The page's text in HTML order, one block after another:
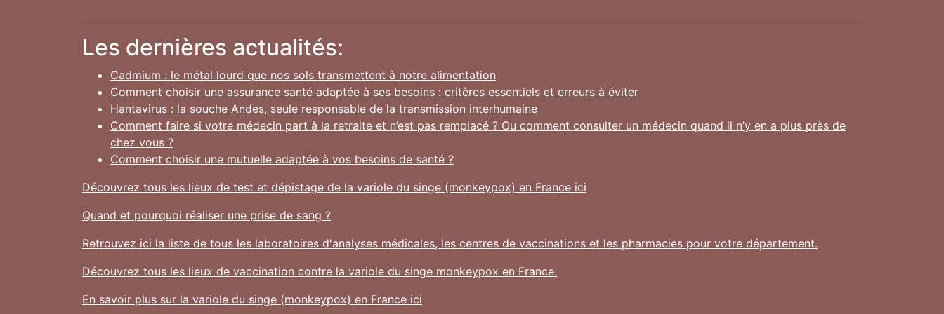
Les dernières actualités:
Cadmium : le métal lourd que nos sols transmettent à notre alimentation
Comment choisir une assurance santé adaptée à ses besoins : critères essentiels et erreurs à éviter
Hantavirus : la souche Andes, seule responsable de la transmission interhumaine
Comment faire si votre médecin part à la retraite et n’est pas remplacé ? Ou comment consulter un médecin quand il n’y en a plus près de
chez vous ?
Comment choisir une mutuelle adaptée à vos besoins de santé ?
Découvrez tous les lieux de test et dépistage de la variole du singe (monkeypox) en France ici
Quand et pourquoi réaliser une prise de sang ?
Retrouvez ici la liste de tous les laboratoires d'analyses médicales, les centres de vaccinations et les pharmacies pour votre département.
Découvrez tous les lieux de vaccination contre la variole du singe monkeypox en France.
En savoir plus sur la variole du singe (monkeypox) en France ici